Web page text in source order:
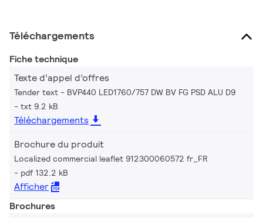
Téléchargements
Fiche technique
Texte d’appel d’offres
Tender text - BVP440 LED1760/757 DW BV FG PSD ALU D9
txt 9.2 kB
Téléchargements
Brochure du produit
Localized commercial leaflet 912300060572 fr_FR
pdf 132.2 kB
Afficher
Brochures